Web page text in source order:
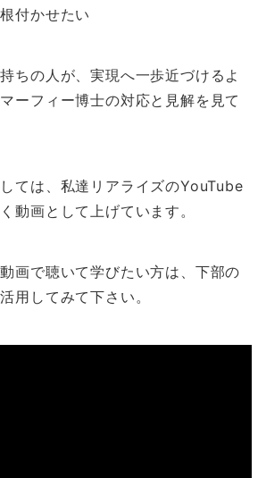
付かせたい
ちの人が、実現へ一歩近づけるよ
ーフィー博士の対応と見解を見て
ては、私達リアライズのYouTube
動画として上げています。
画で聴いて学びたい方は、下部の
用してみて下さい。